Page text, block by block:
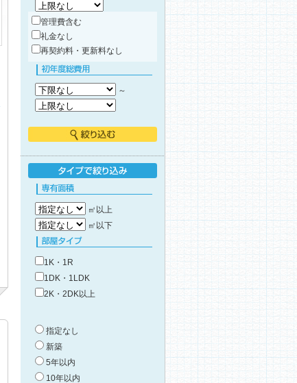
管理費含む
礼金なし
再契約料・更新料なし
～
㎡以上
㎡以下
1K・1R
1DK・1LDK
2K・2DK以上
指定なし
新築
5年以内
10年以内